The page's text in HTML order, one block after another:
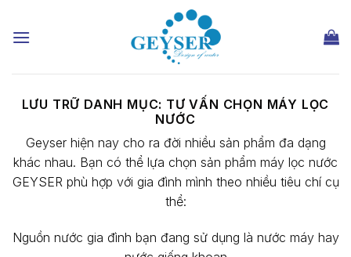
đến
nội
LƯU TRỮ DANH MỤC: TƯ VẤN CHỌN MÁY LỌC
NƯỚC
Geyser hiện nay cho ra đời nhiều sản phẩm đa dạng
khác nhau. Bạn có thể lựa chọn sản phẩm máy lọc nước
GEYSER phù hợp với gia đình mình theo nhiều tiêu chí cụ
thể:
Nguồn nước gia đình bạn đang sử dụng là nước máy hay